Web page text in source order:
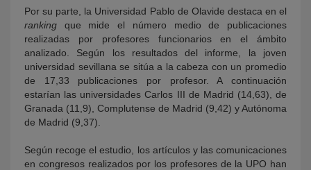
Por su parte, la Universidad Pablo de Olavide destaca en el
ranking que mide el número medio de publicaciones
realizadas por profesores funcionarios en el ámbito
analizado. Según los resultados del informe, la joven
universidad sevillana se sitúa a la cabeza con un promedio
de 17,33 publicaciones por profesor. A continuación
estarían las universidades Carlos III de Madrid (14,63), de
Granada (11,9), Complutense de Madrid (9,42) y Autónoma
de Madrid (9,37).
Según recoge el estudio, los artículos y las comunicaciones
en congresos realizados por los profesores de la UPO han